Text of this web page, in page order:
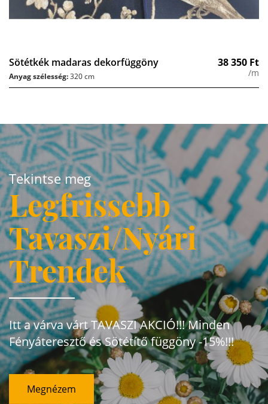
Sötétkék madaras dekorfüggöny 38 350 Ft
/m
Anyag szélesség:320 cm
Tekintse meg
Legfrissebb
Tavaszi/Nyári
Trendek
Itt a várva várt TAVASZI AKCIÓ!!! Minden
Fényáteresztő és Sötétítő függöny -15%!!!
Megnézem